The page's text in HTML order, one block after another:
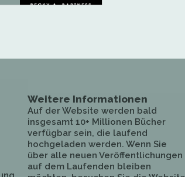
Weitere Informationen
Auf der Website werden bald
insgesamt 10+ Millionen Bücher
verfügbar sein, die laufend
hochgeladen werden. Wenn Sie
über alle neuen Veröffentlichungen
auf dem Laufenden bleiben